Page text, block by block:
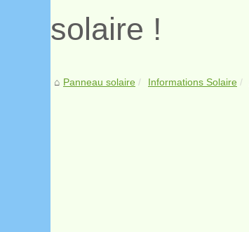
solaire !
Panneau solaire Informations Solaire